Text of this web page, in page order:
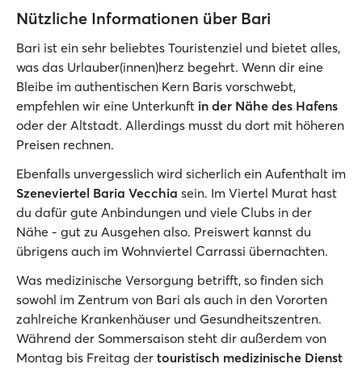
Nützliche Informationen über Bari
Bari ist ein sehr beliebtes Touristenziel und bietet alles,
was das Urlauber(innen)herz begehrt. Wenn dir eine
Bleibe im authentischen Kern Baris vorschwebt,
empfehlen wir eine Unterkunft in der Nähe des Hafens
oder der Altstadt. Allerdings musst du dort mit höheren
Preisen rechnen.
Ebenfalls unvergesslich wird sicherlich ein Aufenthalt im
Szeneviertel Baria Vecchia sein. Im Viertel Murat hast
du dafür gute Anbindungen und viele Clubs in der
Nähe - gut zu Ausgehen also. Preiswert kannst du
übrigens auch im Wohnviertel Carrassi übernachten.
Was medizinische Versorgung betrifft, so finden sich
sowohl im Zentrum von Bari als auch in den Vororten
zahlreiche Krankenhäuser und Gesundheitszentren.
Während der Sommersaison steht dir außerdem von
Montag bis Freitag der touristisch medizinische Dienst